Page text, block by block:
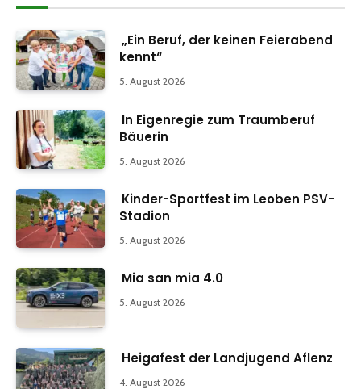
„Ein Beruf, der keinen Feierabend
kennt“
5. August 2026
In Eigenregie zum Traumberuf
Bäuerin
5. August 2026
Kinder-Sportfest im Leoben PSV-
Stadion
5. August 2026
Mia san mia 4.0
5. August 2026
Heigafest der Landjugend Aflenz
4. August 2026